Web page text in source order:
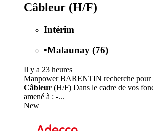
Câbleur (H/F)
Intérim
•Malaunay (76)
Il y a 23 heures
Manpower BARENTIN recherche pour
Câbleur (H/F) Dans le cadre de vos
amené à : -...
New